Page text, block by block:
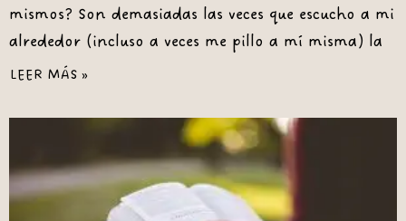
mismos? Son demasiadas las veces que escucho a mi
alrededor (incluso a veces me pillo a mí misma) la
LEER MÁS »